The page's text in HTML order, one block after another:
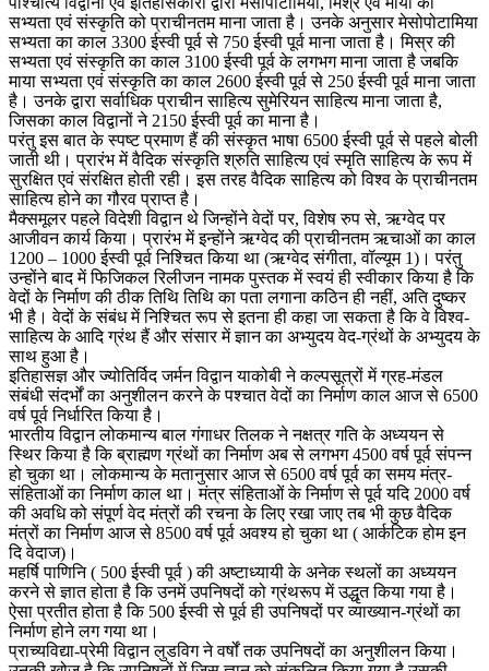
सभ्यता एवं संस्कृति को प्राचीनतम माना जाता है। उनके अनुसार मेसोपोटामिया
सभ्यता का काल 3300 ईस्वी पूर्व से 750 ईस्वी पूर्व माना जाता है। मिस्र की
सभ्यता एवं संस्कृति का काल 3100 ईस्वी पूर्व के लगभग माना जाता है जबकि
माया सभ्यता एवं संस्कृति का काल 2600 ईस्वी पूर्व से 250 ईस्वी पूर्व माना जाता
है। उनके द्वारा सर्वाधिक प्राचीन साहित्य सुमेरियन साहित्य माना जाता है,
जिसका काल विद्वानों ने 2150 ईस्वी पूर्व का माना है।
परंतु इस बात के स्पष्ट प्रमाण हैं की संस्कृत भाषा 6500 ईस्वी पूर्व से पहले बोली
जाती थी। प्रारंभ में वैदिक संस्कृति श्रुति साहित्य एवं स्मृति साहित्य के रूप में
सुरक्षित एवं संरक्षित होती रही। इस तरह वैदिक साहित्य को विश्व के प्राचीनतम
साहित्य होने का गौरव प्राप्त है।
मैक्समूलर पहले विदेशी विद्वान थे जिन्होंने वेदों पर, विशेष रुप से, ऋग्वेद पर
आजीवन कार्य किया। प्रारंभ में इन्होंने ऋग्वेद की प्राचीनतम ऋचाओं का काल
1200 – 1000 ईस्वी पूर्व निश्चित किया था (ऋग्वेद संगीता, वॉल्यूम 1)। परंतु
उन्होंने बाद में फिजिकल रिलीजन नामक पुस्तक में स्वयं ही स्वीकार किया है कि
वेदों के निर्माण की ठीक तिथि तिथि का पता लगाना कठिन ही नहीं, अति दुष्कर
भी है। वेदों के संबंध में निश्चित रूप से इतना ही कहा जा सकता है कि वे विश्व-
साहित्य के आदि ग्रंथ हैं और संसार में ज्ञान का अभ्युदय वेद-ग्रंथों के अभ्युदय के
साथ हुआ है।
इतिहासज्ञ और ज्योतिर्विद जर्मन विद्वान याकोबी ने कल्पसूत्रों में ग्रह-मंडल
संबंधी संदर्भों का अनुशीलन करने के पश्चात वेदों का निर्माण काल आज से 6500
वर्ष पूर्व निर्धारित किया है।
भारतीय विद्वान लोकमान्य बाल गंगाधर तिलक ने नक्षत्र गति के अध्ययन से
स्थिर किया है कि ब्राह्मण ग्रंथों का निर्माण अब से लगभग 4500 वर्ष पूर्व संपन्न
हो चुका था। लोकमान्य के मतानुसार आज से 6500 वर्ष पूर्व का समय मंत्र-
संहिताओं का निर्माण काल था। मंत्र संहिताओं के निर्माण से पूर्व यदि 2000 वर्ष
की अवधि को संपूर्ण वेद मंत्रों की रचना के लिए रखा जाए तब भी कुछ वैदिक
मंत्रों का निर्माण आज से 8500 वर्ष पूर्व अवश्य हो चुका था ( आर्कटिक होम इन
दि वेदाज)।
महर्षि पाणिनि ( 500 ईस्वी पूर्व ) की अष्टाध्यायी के अनेक स्थलों का अध्ययन
करने से ज्ञात होता है कि उनमें उपनिषदों को ग्रंथरूप में उद्धृत किया गया है।
ऐसा प्रतीत होता है कि 500 ईस्वी से पूर्व ही उपनिषदों पर व्याख्यान-ग्रंथों का
निर्माण होने लग गया था।
प्राच्यविद्या-प्रेमी विद्वान लुडविग ने वर्षों तक उपनिषदों का अनुशीलन किया।